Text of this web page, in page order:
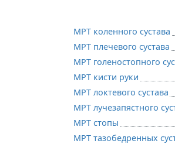
МРТ коленного сустава
МРТ плечевого сустава
МРТ голеностопного
МРТ кисти руки
МРТ локтевого сустава
МРТ лучезапястного
МРТ стопы
МРТ тазобедренных